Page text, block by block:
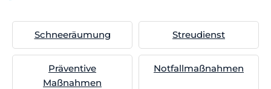
Schneeräumung Streudienst
Präventive
Maßnahmen
Notfallmaßnahmen